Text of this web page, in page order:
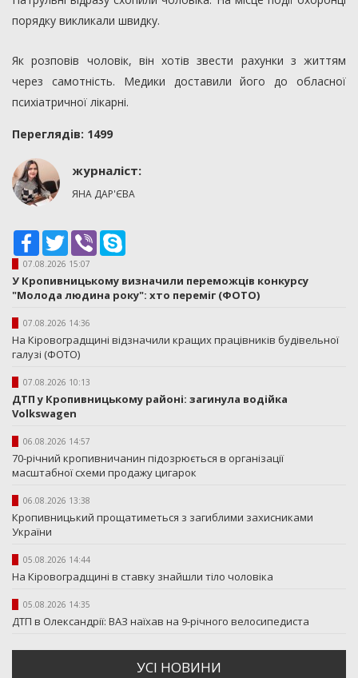
порядку викликали швидку.
Як розповів чоловік, він хотів звести рахунки з життям
через самотність. Медики доставили його до обласної
психіатричної лікарні.
Переглядiв: 1499
журналіст:
ЯНА ДАР'ЄВА
Facebook
TwitterViber
07.08.2026 15:07
У Кропивницькому визначили переможців конкурсу
"Молода людина року": хто переміг (ФОТО)
07.08.2026 14:36
На Кіровоградщині відзначили кращих працівників будівельної
галузі (ФОТО)
07.08.2026 10:13
ДТП у Кропивницькому районі: загинула водійка
Volkswagen
06.08.2026 14:57
70-річний кропивничанин підозрюється в організації
масштабної схеми продажу цигарок
06.08.2026 13:38
Кропивницький прощатиметься з загиблими захисниками
України
05.08.2026 14:44
На Кіровоградщині в ставку знайшли тіло чоловіка
05.08.2026 14:35
ДТП в Олександрії: ВАЗ наїхав на 9-річного велосипедиста
УСI НОВИНИ